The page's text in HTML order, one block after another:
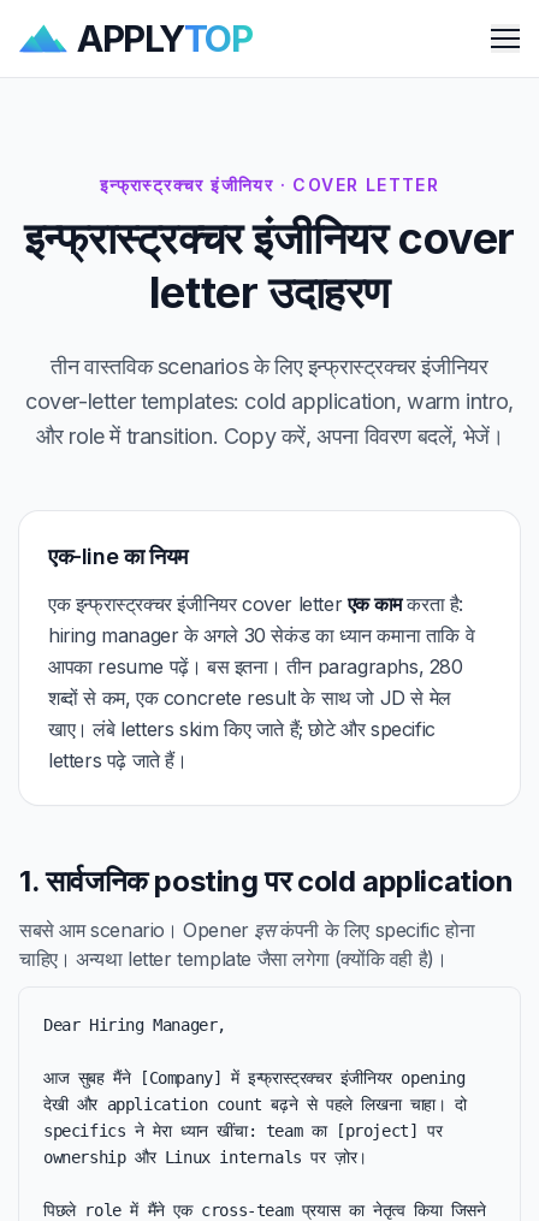
APPLYTOP
इन्फ्रास्ट्रक्चर इंजीनियर · COVER LETTER
इन्फ्रास्ट्रक्चर इंजीनियर cover
letter उदाहरण
तीन वास्तविक scenarios के लिए इन्फ्रास्ट्रक्चर इंजीनियर
cover-letter templates: cold application, warm intro,
और role में transition. Copy करें, अपना विवरण बदलें, भेजें।
एक-line का नियम
एक इन्फ्रास्ट्रक्चर इंजीनियर cover letterएक कामकरता है:
hiring manager के अगले 30 सेकंड का ध्यान कमाना ताकि वे
आपका resume पढ़ें। बस इतना। तीन paragraphs, 280
शब्दों से कम, एक concrete result के साथ जो JD से मेल
खाए। लंबे letters skim किए जाते हैं; छोटे और specific
letters पढ़े जाते हैं।
1. सार्वजनिक posting पर cold application
सबसे आम scenario। Opener इसकंपनी के लिए specific होना
चाहिए। अन्यथा letter template जैसा लगेगा (क्योंकि वही है)।
Dear Hiring Manager,
आज सुबह मैंने [Company] में इन्फ्रास्ट्रक्चर इंजीनियर opening
देखी और application count बढ़ने से पहले लिखना चाहा। दो
specifics ने मेरा ध्यान खींचा: team का [project] पर
ownership और Linux internals पर ज़ोर।
पिछले role में मैंने एक cross-team प्रयास का नेतृत्व किया जिसने